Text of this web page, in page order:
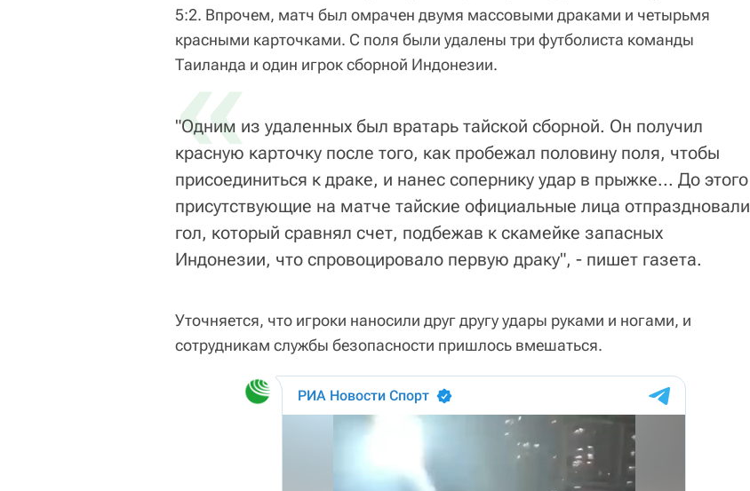
5:2. Впрочем, матч был омрачен двумя массовыми драками и четырьмя
красными карточками. С поля были удалены три футболиста команды
Таиланда и один игрок сборной Индонезии.
«
"Одним из удаленных был вратарь тайской сборной. Он получил
красную карточку после того, как пробежал половину поля, чтобы
присоединиться к драке, и нанес сопернику удар в прыжке... До этого
присутствующие на матче тайские официальные лица отпраздновали
гол, который сравнял счет, подбежав к скамейке запасных
Индонезии, что спровоцировало первую драку", - пишет газета.
Уточняется, что игроки наносили друг другу удары руками и ногами, и
сотрудникам службы безопасности пришлось вмешаться.